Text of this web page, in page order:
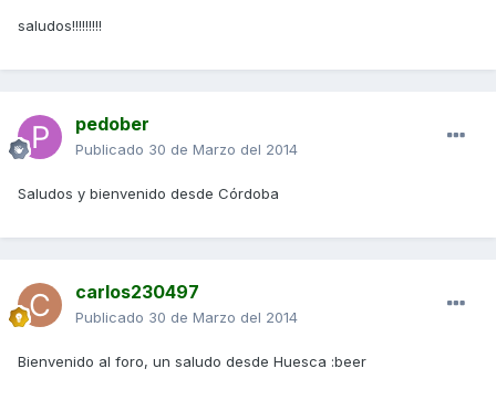
saludos!!!!!!!!!
pedober
Publicado 30 de Marzo del 2014
Saludos y bienvenido desde Córdoba
carlos230497
Publicado 30 de Marzo del 2014
Bienvenido al foro, un saludo desde Huesca :beer